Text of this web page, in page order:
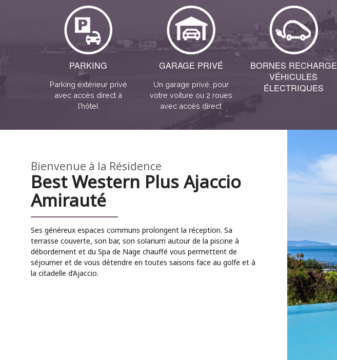
PARKING
Parking extérieur privé
avec accès direct à
l’hôtel
GARAGE PRIVÉ
Un garage privé, pour
votre voiture ou 2 roues
avec accès direct
BORNES RECHARGE
VÉHICULES
ÉLECTRIQUES
Bienvenue à la Résidence
Best Western Plus Ajaccio
Amirauté
Ses généreux espaces communs prolongent la réception. Sa
terrasse couverte, son bar, son solarium autour de la piscine à
débordement et du Spa de Nage chauffé vous permettent de
séjourner et de vous détendre en toutes saisons face au golfe et à
la citadelle d’Ajaccio.